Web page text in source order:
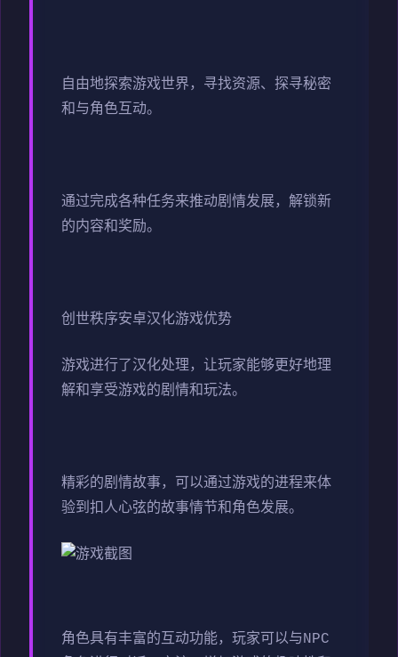
自由地探索游戏世界，寻找资源、探寻秘密
和与角色互动。
通过完成各种任务来推动剧情发展，解锁新
的内容和奖励。
创世秩序安卓汉化游戏优势
游戏进行了汉化处理，让玩家能够更好地理
解和享受游戏的剧情和玩法。
精彩的剧情故事，可以通过游戏的进程来体
验到扣人心弦的故事情节和角色发展。
角色具有丰富的互动功能，玩家可以与NPC